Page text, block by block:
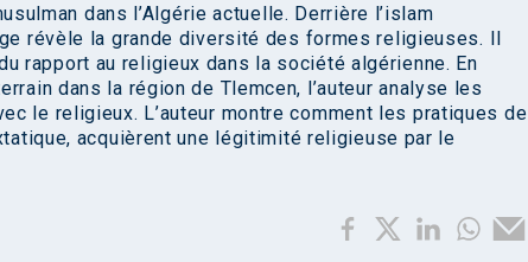
dans l’Algérie actuelle. Derrière l’islam
révèle la grande diversité des formes religieuses. Il
rapport au religieux dans la société algérienne. En
dans la région de Tlemcen, l’auteur analyse les
le religieux. L’auteur montre comment les pratiques de
acquièrent une légitimité religieuse par le